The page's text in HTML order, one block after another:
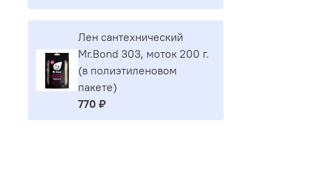
Лен сантехнический
Mr.Bond 303, моток 200 г.
(в полиэтиленовом
пакете)
770 ₽